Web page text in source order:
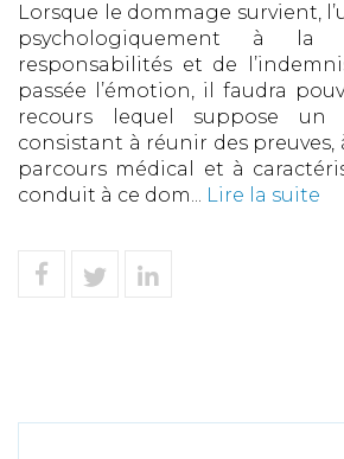
Lorsque le dommage survient,
psychologiquement à la
responsabilités et de
passée l’émotion, il faudra
recours lequel suppose un
consistant à réunir des
parcours médical et à
conduit à ce dom... Lire la suite